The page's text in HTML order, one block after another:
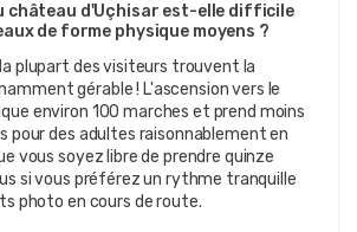
château d'Uçhisar est-elle difficile
de forme physique moyens ?
plupart des visiteurs trouvent la
gérable ! L'ascension vers le
environ 100 marches et prend moins
pour des adultes raisonnablement en
vous soyez libre de prendre quinze
si vous préférez un rythme tranquille
photo en cours de route.